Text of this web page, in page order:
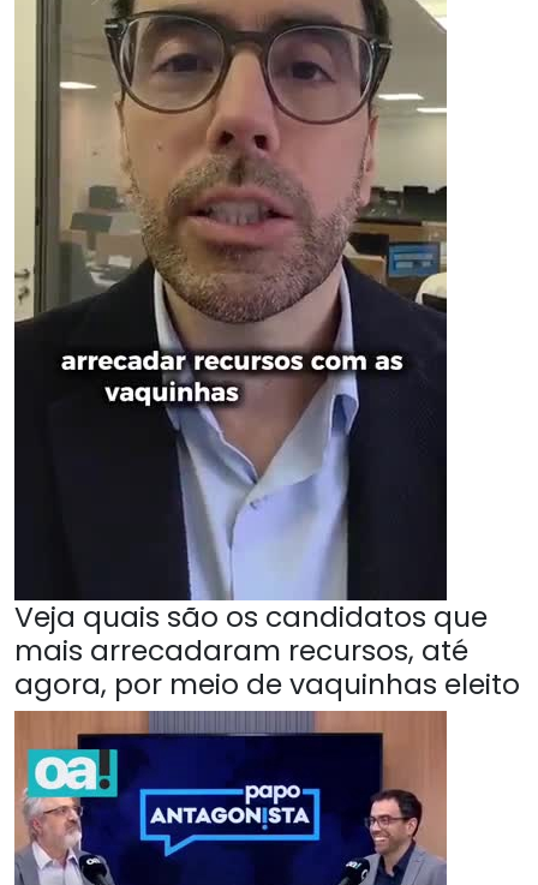
Veja quais são os candidatos que
mais arrecadaram recursos, até
agora, por meio de vaquinhas eleito